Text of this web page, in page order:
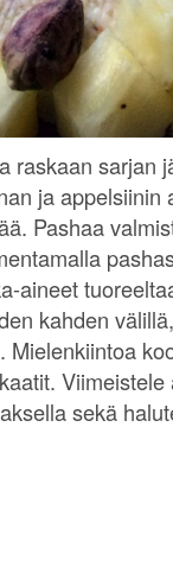
raskaan sarjan
ja appelsiinin
Pashaa
aineet
kahden
sekä